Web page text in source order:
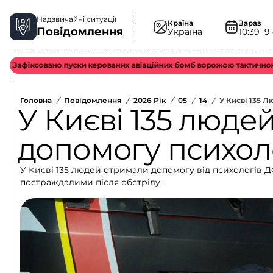
Надзвичайні ситуації
Повідомлення
Країна
Україна
Зараз
10:39 9
пуски керованих авіаційних бомб ворожою тактичною
Головна / Повідомлення / 2026 Рік / 05 / 14 / У Києві 135
У Києві 135
допомогу
У Києві 135 людей отримали допомогу від психологів
постраждалими після обстрілу.